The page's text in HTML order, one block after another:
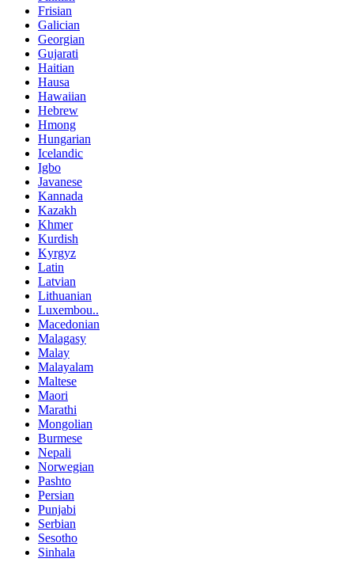
Frisian
Galician
Georgian
Gujarati
Haitian
Hausa
Hawaiian
Hebrew
Hmong
Hungarian
Icelandic
Igbo
Javanese
Kannada
Kazakh
Khmer
Kurdish
Kyrgyz
Latin
Latvian
Lithuanian
Luxembou..
Macedonian
Malagasy
Malay
Malayalam
Maltese
Maori
Marathi
Mongolian
Burmese
Nepali
Norwegian
Pashto
Persian
Punjabi
Serbian
Sesotho
Sinhala